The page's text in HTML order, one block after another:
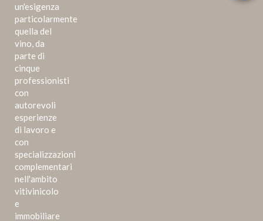
un'esigenza
particolarmente
quella del
vino, da
parte di
cinque
professionisti
con
autorevoli
esperienze
di lavoro e
con
specializzazioni
complementari
nell'ambito
vitivinicolo
e
immobiliare